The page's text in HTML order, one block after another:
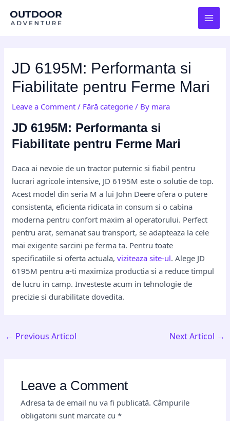
JD 6195M: Performanta si
Fiabilitate pentru Ferme Mari
Leave a Comment / Fără categorie / By mara
JD 6195M: Performanta si
Fiabilitate pentru Ferme Mari
Daca ai nevoie de un tractor puternic si fiabil pentru
lucrari agricole intensive, JD 6195M este o solutie de top.
Acest model din seria M a lui John Deere ofera o putere
consistenta, eficienta ridicata in consum si o cabina
moderna pentru confort maxim al operatorului. Perfect
pentru arat, semanat sau transport, se adapteaza la cele
mai exigente sarcini pe ferma ta. Pentru toate
specificatiile si oferta actuala,viziteaza site-ul. Alege JD
6195M pentru a-ti maximiza productia si a reduce timpul
de lucru in camp. Investeste acum in tehnologie de
precizie si durabilitate dovedita.
navigation
← Previous Articol Next Articol →
Leave a Comment
Adresa ta de email nu va fi publicată. Câmpurile
obligatorii sunt marcate cu*